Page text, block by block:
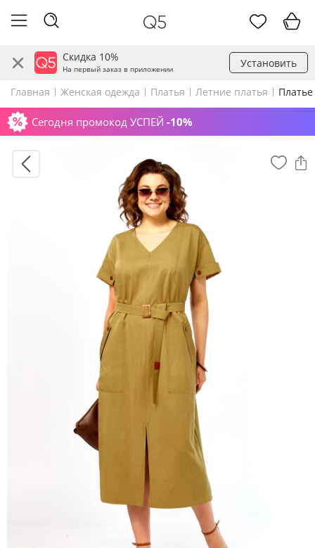
Скидка 10%
На первый заказ в приложении Установить
Главная Женская одежда Платья Летние платья
Сегодня промокод УСПЕЙ -10%